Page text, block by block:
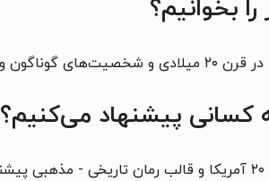
بخوانیم؟
همراه می‌کند.
کسانی پیشنهاد می‌کنیم؟